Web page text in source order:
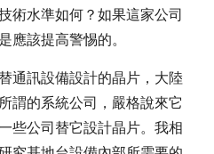
術水準如何？如果這家公司
應該提高警惕的。
通訊設備設計的晶片，大陸
謂的系統公司，嚴格說來它
些公司替它設計晶片。我相